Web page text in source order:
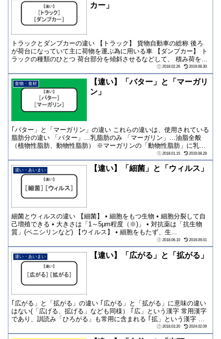
カー」
トラックとダンプカーの違い 【トラック】 貨物自動車の総称 後ろ
が荷台になっていて主に荷物を運ぶ為に用いる車 【ダンプカー】 ト
ラックの種類のひとつ 荷台部分を傾斜させるなどして、 積み荷を降
2018.02.26 2019.08.30
食物・食材
【違い】「バター」と「マーガリ
ン」
｢バター」と「マーガリン」の違い これらの違いは、使用されている
脂肪分の違い 「バター」…乳脂肪のみ 「マーガリン」…油脂全般
（植物性脂肪、動物性脂肪） ※マーガリンの「動物性脂肪」に乳脂
2018.01.15 2019.08.28
違い・あいまい 【違い】「細菌」と「ウィルス」
細菌とウィルスの違い 【細菌】 • 細胞をもつ生物 • 細胞分裂して自
己増殖できる • 大きさは「1～5μm程度（※)」 • 対抗薬は「抗生物
質」(ペニシリンなど) 【ウイルス】 • 細胞をもたず、生...
2018.06.10 2019.09.01
違い・あいまい 【違い】「広がる」と「拡がる」
｢広がる」と「拡がる」の違い ｢広がる」と「拡がる」に意味の違い
はない(「広げる、拡げる」なども同様） ｢広」という漢字 常用漢字
であり、訓読み「ひろがる」も常用に含まれる ｢拡」という漢字 常
2018.03.20 2024.02.09